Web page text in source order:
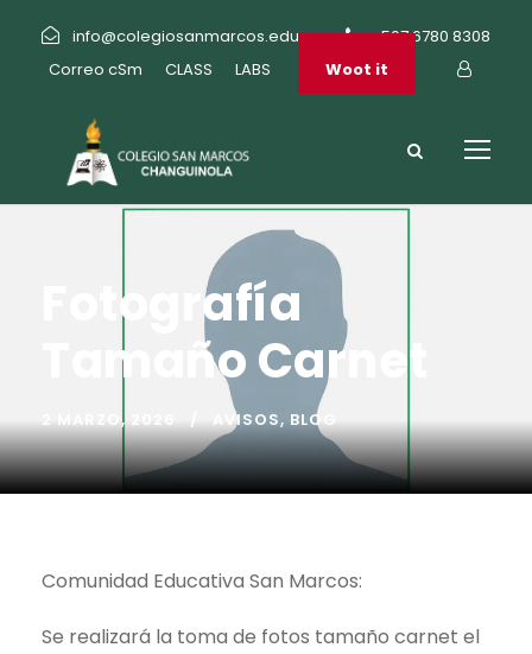
info@colegiosanmarcos.edu.pa
+507 6780 8308
Correo cSm
CLASS LABS Woot it
Fotografía
Tamaño Carnet
2 MARZO, 2026 AVISOS, BLOG
Comunidad Educativa San Marcos:
Se realizará la toma de fotos tamaño carnet el